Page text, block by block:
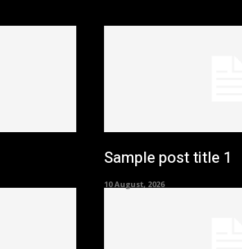
Sample post title 1
10 August, 2026